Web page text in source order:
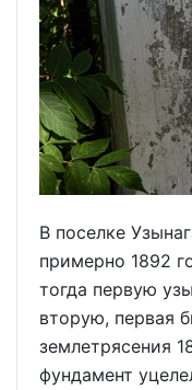
В поселке
примерно 1892
тогда первую
вторую, первая
землетрясения
фундамент